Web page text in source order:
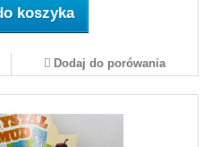
koszyka
Dodaj do porówania